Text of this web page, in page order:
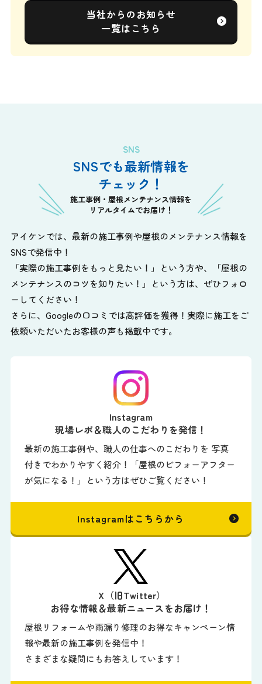
当社からのお知らせ
一覧はこちら
SNS
SNSでも最新情報を
チェック！
施工事例・屋根メンテナンス情報を
リアルタイムでお届け！
アイケンでは、最新の施工事例や屋根のメンテナンス情報を
SNSで発信中！
「実際の施工事例をもっと見たい！」という方や、
「屋根の
メンテナンスのコツを知りたい！」という方は、ぜひフォロ
ーしてください！
さらに、Googleの口コミでは高評価を獲得！実際に施工をご
依頼いただいたお客様の声も掲載中です。
Instagram
現場レポ＆職人のこだわりを発信！
最新の施工事例や、職人の仕事へのこだわりを 写真
付きでわかりやすく紹介！「屋根のビフォーアフター
が気になる！」という方はぜひご覧ください！
Instagramはこちらから
X（旧Twitter）
お得な情報＆最新ニュースをお届け！
屋根リフォームや雨漏り修理のお得なキャンペーン情
報や最新の施工事例を発信中！
さまざまな疑問にもお答えしています！